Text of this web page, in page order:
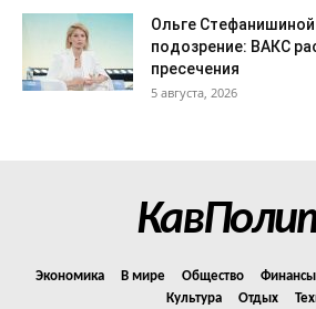
Ольге
подозрение: ВАКС
пресечения
5 августа, 2026
Экономика В мире Общество Финансы
Культура
Отдых